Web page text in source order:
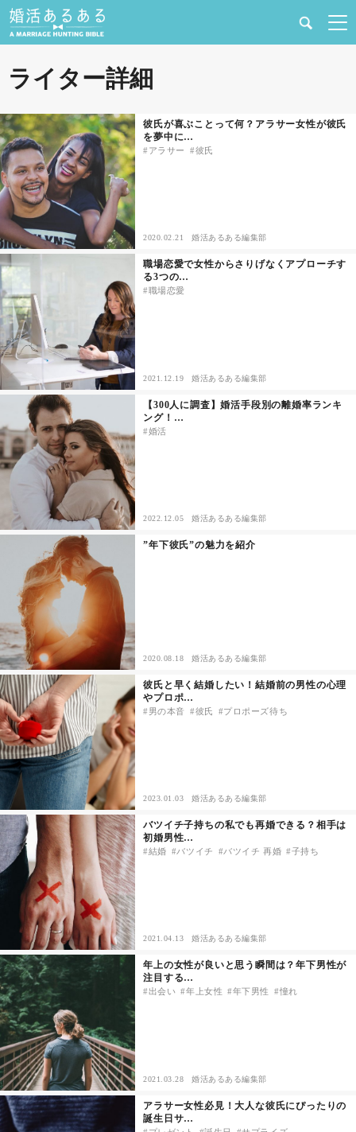
恋愛の悩み
出会い
合コン・街コン
マッチングアプリ
結婚相談所
あるある
その他
ドキドキ
仕事とキャリア
特集
占い・診断
ファッション・美容
グルメ
趣味・旅行
セックスライフ
不倫・だめ男
感動
心の処方箋
カルチャー・トレンド・芸能
驚き
ライター詳細
彼氏が喜ぶことって何？アラサー女性が彼氏
を夢中に…
アラサー 彼氏
2020.02.21 婚活あるある編集部
職場恋愛で女性からさりげなくアプローチす
る3つの…
職場恋愛
2021.12.19 婚活あるある編集部
【300人に調査】婚活手段別の離婚率ランキ
ング！…
婚活
2022.12.05 婚活あるある編集部
”年下彼氏”の魅力を紹介
2020.08.18 婚活あるある編集部
彼氏と早く結婚したい！結婚前の男性の心理
やプロポ…
男の本音 彼氏 プロポーズ待ち
2023.01.03 婚活あるある編集部
バツイチ子持ちの私でも再婚できる？相手は
初婚男性…
結婚 バツイチ バツイチ 再婚 子持ち
2021.04.13 婚活あるある編集部
年上の女性が良いと思う瞬間は？年下男性が
注目する…
出会い 年上女性 年下男性 憧れ
2021.03.28 婚活あるある編集部
アラサー女性必見！大人な彼氏にぴったりの
誕生日サ…